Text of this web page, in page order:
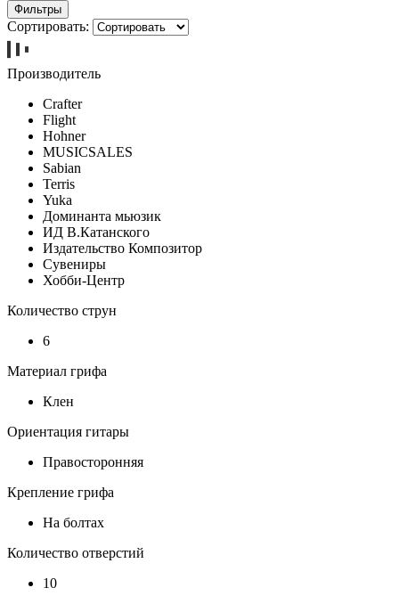
Фильтры
Сортировать:
Производитель
Crafter
Flight
Hohner
MUSICSALES
Sabian
Terris
Yuka
Доминанта мьюзик
ИД В.Катанского
Издательство Композитор
Сувениры
Хобби-Центр
Количество струн
6
Материал грифа
Клен
Ориентация гитары
Правосторонняя
Крепление грифа
На болтах
Количество отверстий
10